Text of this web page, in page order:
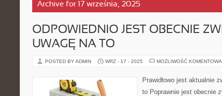
Archive for 17 września, 2025
ODPOWIEDNIO JEST OBECNIE
UWAGĘ NA TO
POSTED BY ADMIN WRZ - 17 - 2025 MOŻLIWOŚĆ
Prawidłowo jest aktualnie
to Poprawnie jest obecnie